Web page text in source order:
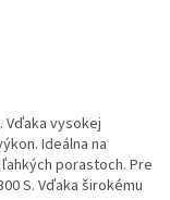
vysokej
Ideálna na
porastoch. Pre
S. Vďaka širokému